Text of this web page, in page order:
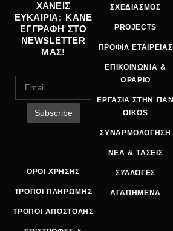
ΧΑΝΕΙΣ
ΕΥΚΑΙΡΙΑ; ΚΑΝΕ
ΕΓΓΡΑΦΗ ΣΤΟ
NEWSLETTER
ΜΑΣ!
ΟΡΟΙ ΧΡΗΣΗΣ
ΤΡΟΠΟΙ ΠΛΗΡΩΜΗΣ
ΤΡΟΠΟΙ ΑΠΟΣΤΟΛΗΣ
ΣΧΕΔΙΑΣΜΟΣ
PROJECTS
ΠΡΟΦΙΛ ΕΤΑΙΡΕΙΑΣ
ΕΠΙΚΟΙΝΩΝΙΑ &
ΩΡΑΡΙΟ
ΕΡΓΑΣΙΑ ΣΤΗΝ ΠΑΝ
OIKOS
ΣΥΝΑΡΜΟΛΟΓΗΣΗ
ΝΕΑ & ΤΑΣΕΙΣ
ΣΥΛΛΟΓΕΣ
ΑΓΑΠΗΜΕΝΑ